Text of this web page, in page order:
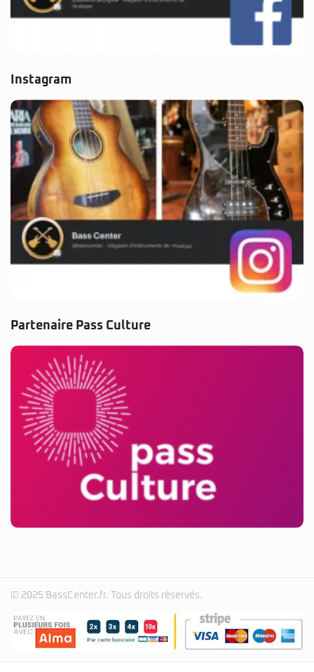
Instagram
Partenaire Pass Culture
© 2025 BassCenter.fr. Tous droits réservés.